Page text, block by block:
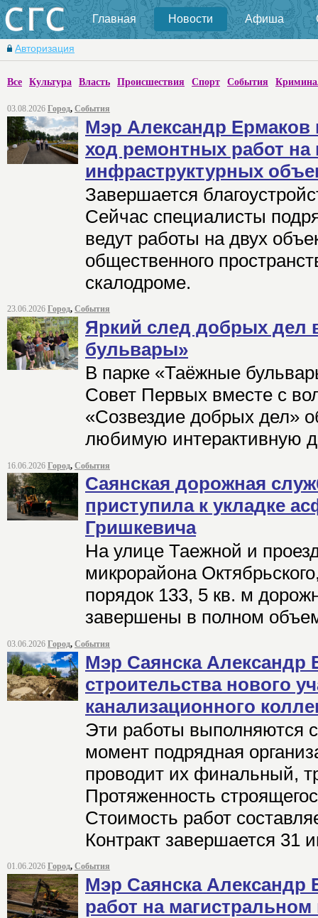
Главная Новости Афиша
Авторизация
Все Культура Власть Происшествия Спорт События
03.08.2026 Город, События
Мэр Александр Ермаков
ход ремонтных работ на
инфраструктурных
Завершается
Сейчас специалисты
ведут работы на двух
общественного
скалодроме.
23.06.2026 Город, События
Яркий след добрых дел
бульвары»
В парке «Таёжные
Совет Первых вместе с
«Созвездие добрых дел»
любимую интерактивную
16.06.2026 Город, События
Саянская дорожная
приступила к укладке
Гришкевича
На улице Таежной и
микрорайона
порядок 133, 5 кв. м
завершены в полном
03.06.2026 Город, События
Мэр Саянска Александр
строительства нового
канализационного
Эти работы выполняются
момент подрядная
проводит их финальный,
Протяженность
Стоимость работ
Контракт завершается 31
01.06.2026 Город, События
Мэр Саянска Александр
работ на